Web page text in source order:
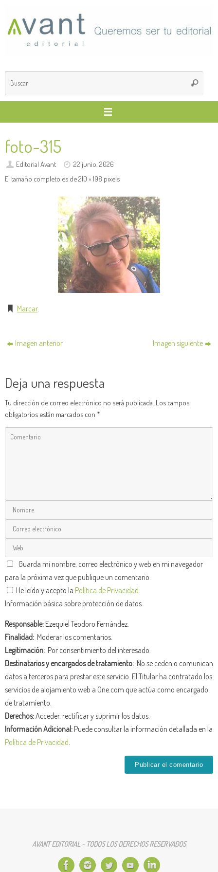
contenido
Buscar
foto-315
Editorial Avant
22 junio, 2026
El tamaño completo es de210 × 198 pixels
Marcar.
Imagen anterior Imagen siguiente
Deja una respuesta
Tu dirección de correo electrónico no será publicada. Los campos
obligatorios están marcados con *
Guarda mi nombre, correo electrónico y web en mi navegador
para la próxima vez que publique un comentario.
He leído y acepto la Política de Privacidad
Información básica sobre protección de datos
Responsable:Ezequiel Teodoro Fernández.
Finalidad: Moderar los comentarios.
Legitimación: Por consentimiento del interesado.
Destinatarios y encargados de tratamiento: No se ceden o comunican
datos a terceros para prestar este servicio. El Titular ha contratado los
servicios de alojamiento web a One.com que actúa como encargado
de tratamiento.
Derechos:Acceder, rectificar y suprimir los datos.
Información Adicional:Puede consultar la información detallada en la
Política de Privacidad
AVANT EDITORIAL - TODOS LOS DERECHOS RESERVADOS